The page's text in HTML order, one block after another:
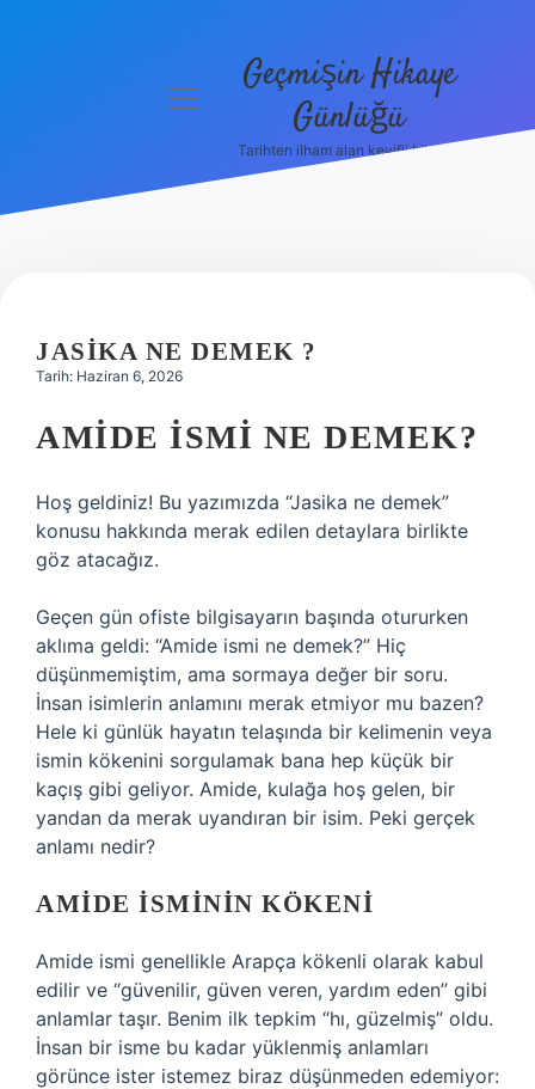
Hakkımızda
menüyü
Geçmişin Hikaye
Günlüğü
Tarihten ilham alan keyifli bilgiler!
JASIKA NE DEMEK ?
Tarih: Haziran 6, 2026
AMIDE İSMI NE DEMEK?
Hoş geldiniz! Bu yazımızda “Jasika ne demek”
konusu hakkında merak edilen detaylara birlikte
göz atacağız.
Geçen gün ofiste bilgisayarın başında otururken
aklıma geldi: “Amide ismi ne demek?” Hiç
düşünmemiştim, ama sormaya değer bir soru.
İnsan isimlerin anlamını merak etmiyor mu bazen?
Hele ki günlük hayatın telaşında bir kelimenin veya
ismin kökenini sorgulamak bana hep küçük bir
kaçış gibi geliyor. Amide, kulağa hoş gelen, bir
yandan da merak uyandıran bir isim. Peki gerçek
anlamı nedir?
AMIDE İSMININ KÖKENI
Amide ismi genellikle Arapça kökenli olarak kabul
edilir ve “güvenilir, güven veren, yardım eden” gibi
anlamlar taşır. Benim ilk tepkim “hı, güzelmiş” oldu.
İnsan bir isme bu kadar yüklenmiş anlamları
görünce ister istemez biraz düşünmeden edemiyor: